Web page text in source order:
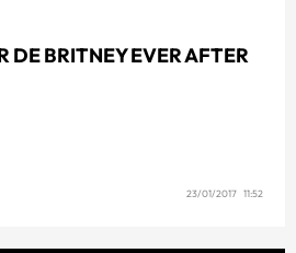
DE BRITNEY EVER AFTER
23/01/2017 11:52